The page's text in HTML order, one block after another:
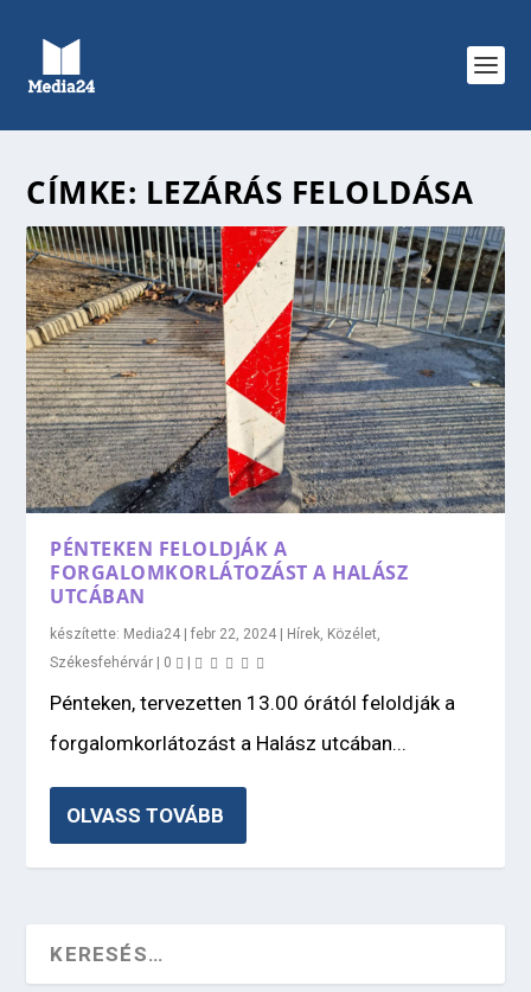
CÍMKE: LEZÁRÁS FELOLDÁSA
PÉNTEKEN FELOLDJÁK A
FORGALOMKORLÁTOZÁST A HALÁSZ
UTCÁBAN
készítette: Media24 |febr 22, 2024 | Hírek Közélet
Székesfehérvár | 0 |
Pénteken, tervezetten 13.00 órától feloldják a
forgalomkorlátozást a Halász utcában...
OLVASS TOVÁBB